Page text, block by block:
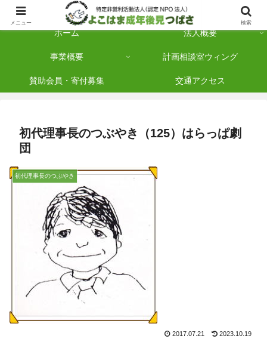
横浜市保土ケ谷区を拠点に「法人後見」を多数手がけている認定NPO法人です
ホーム 法人概要
事業概要 計画相談室ウィング
賛助会員・寄付募集 交通アクセス
初代理事長のつぶやき（125）はらっぱ劇
団
初代理事長のつぶやき
2017.07.21 2023.10.19
メニュー 検索